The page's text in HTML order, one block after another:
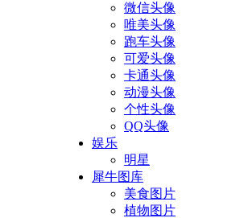
微信头像
唯美头像
跑车头像
可爱头像
卡通头像
动漫头像
个性头像
QQ头像
娱乐
明星
犀牛图库
美食图片
植物图片